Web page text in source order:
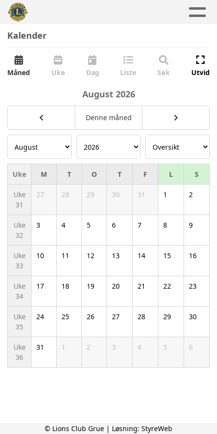
Kalender
Måned Uke Dag Liste Søk Utvid
Denne måned
August 2026
Uke M T O T F L S
Uke
31
27 28 29 30 31 1 2
Uke
32
3 4 5 6 7 8 9
Uke
33
10 11 12 13 14 15 16
Uke
34
17 18 19 20 21 22 23
Uke
35
24 25 26 27 28 29 30
Uke
36
31 1 2 3 4 5 6
© Lions Club Grue | Løsning: StyreWeb